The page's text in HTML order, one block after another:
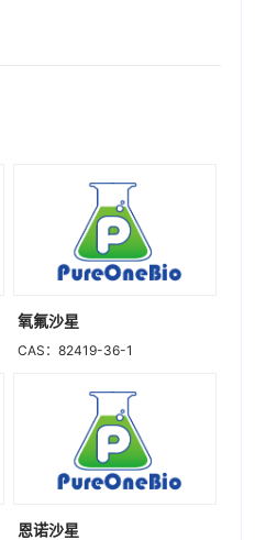
氧氟沙星
CAS：82419-36-1
恩诺沙星